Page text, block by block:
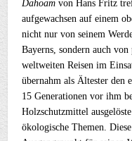
Dahoam von Hans Fritz
aufgewachsen auf einem
nicht nur von seinem
Bayerns, sondern auch
weltweiten Reisen im
übernahm als Ältester den
15 Generationen vor ihm
Holzschutzmittel
ökologische Themen.